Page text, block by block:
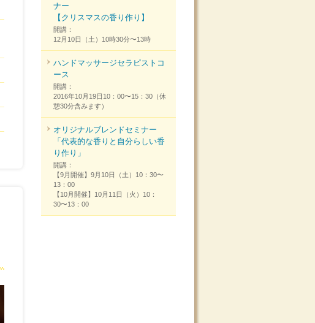
ナー
【クリスマスの香り作り】
開講：
12月10日（土）10時30分〜13時
ハンドマッサージセラピストコ
ース
開講：
2016年10月19日10：00〜15：30（休
憩30分含みます）
オリジナルブレンドセミナー
「代表的な香りと自分らしい香
り作り」
開講：
【9月開催】9月10日（土）10：30〜
13：00
【10月開催】10月11日（火）10：
30〜13：00